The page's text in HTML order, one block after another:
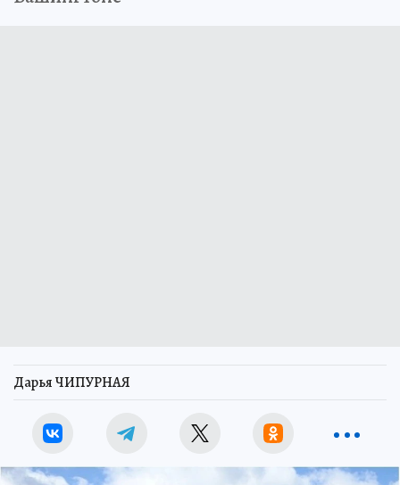
Дарья ЧИПУРНАЯ